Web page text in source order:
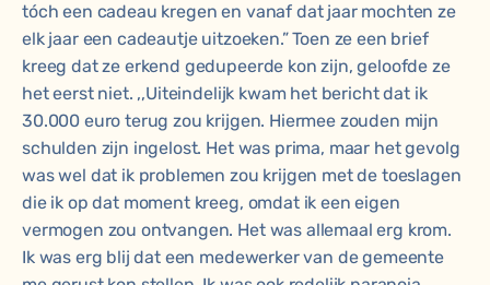
tóch een cadeau kregen en vanaf dat jaar mochten ze
elk jaar een cadeautje uitzoeken.” Toen ze een brief
kreeg dat ze erkend gedupeerde kon zijn, geloofde ze
het eerst niet. ,,Uiteindelijk kwam het bericht dat ik
30.000 euro terug zou krijgen. Hiermee zouden mijn
schulden zijn ingelost. Het was prima, maar het gevolg
was wel dat ik problemen zou krijgen met de toeslagen
die ik op dat moment kreeg, omdat ik een eigen
vermogen zou ontvangen. Het was allemaal erg krom.
Ik was erg blij dat een medewerker van de gemeente